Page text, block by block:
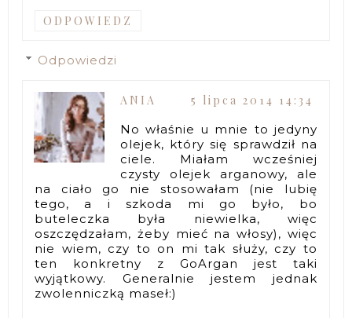
ODPOWIEDZ
Odpowiedzi
ANIA
5 lipca 2014 14:34
No właśnie u mnie to jedyny
olejek, który się sprawdził na
ciele. Miałam wcześniej
czysty olejek arganowy, ale
na ciało go nie stosowałam (nie lubię
tego, a i szkoda mi go było, bo
buteleczka była niewielka, więc
oszczędzałam, żeby mieć na włosy), więc
nie wiem, czy to on mi tak służy, czy to
ten konkretny z GoArgan jest taki
wyjątkowy. Generalnie jestem jednak
zwolenniczką maseł:)